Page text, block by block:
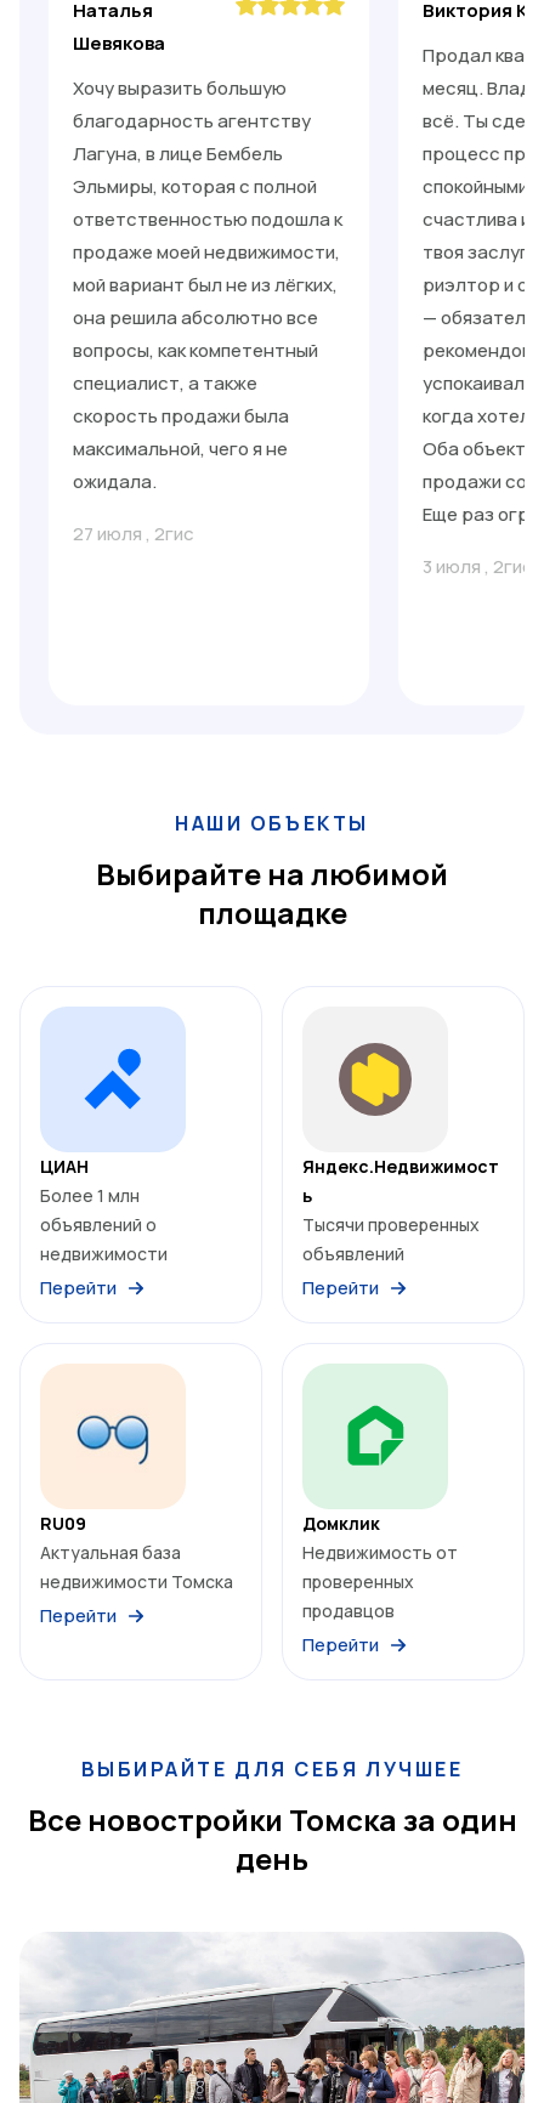
Наталья
Шевякова
Хочу выразить большую
благодарность агентству
Лагуна, в лице Бембель
Эльмиры, которая с полной
ответственностью подошла к
продаже моей недвижимости,
мой вариант был не из лёгких,
она решила абсолютно все
вопросы, как компетентный
специалист, а также
скорость продажи была
максимальной, чего я не
ожидала.
27 июля , 2гис
Виктория
Продал
месяц.
всё. Ты
процесс
спокойными.
счастлива и
твоя
риэлтор и
—
успокаивал,
когда
Оба объекта
продажи со
Еще раз
3 июля , 2гис
НАШИ ОБЪЕКТЫ
Выбирайте на любимой
площадке
ЦИАН
Более 1 млн
объявлений о
недвижимости
Перейти
Яндекс.Недвижимост
ь
Тысячи проверенных
объявлений
Перейти
RU09
Актуальная база
недвижимости Томска
Перейти
Домклик
Недвижимость от
проверенных
продавцов
Перейти
ВЫБИРАЙТЕ ДЛЯ СЕБЯ ЛУЧШЕЕ
Все новостройки Томска за один
день